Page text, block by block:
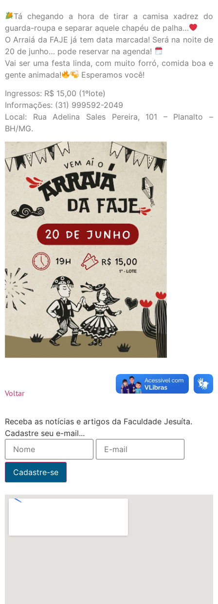
Tá chegando a hora de tirar a camisa xadrez do
guarda-roupa e separar aquele chapéu de palha…
O Arraiá da FAJE já tem data marcada! Será na noite de
20 de junho… pode reservar na agenda!
Vai ser uma festa linda, com muito forró, comida boa e
gente animada!
Esperamos você!
Ingressos: R$ 15,00 (1ºlote)
Informações: (31) 999592-2049
Local: Rua Adelina Sales Pereira, 101 – Planalto –
BH/MG.
Voltar
Receba as notícias e artigos da Faculdade Jesuíta.
Cadastre seu e-mail...